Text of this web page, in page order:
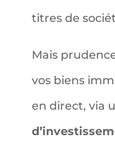
titres de
Mais
vos biens
en direct, via